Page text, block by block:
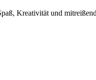
Kreativität und